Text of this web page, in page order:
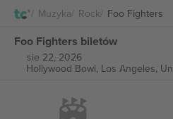
Muzyka Rock Foo Fighters
Foo Fighters biletów
sie 22, 2026
Hollywood Bowl, Los Angeles,